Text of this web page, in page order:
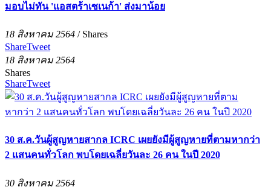
มอบไม่ทัน 'แอสตร้าเซเนก้า' ส่งมาน้อย
18 สิงหาคม 2564 / Shares
ShareTweet
18 สิงหาคม 2564
Shares
ShareTweet
30 ส.ค.วันผู้สูญหายสากล ICRC เผยยังมีผู้สูญหายที่ตามหากว่า
2 แสนคนทั่วโลก พบโดยเฉลี่ยวันละ 26 คน ในปี 2020
30 สิงหาคม 2564